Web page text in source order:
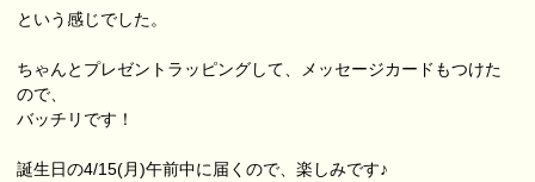
という感じでした。
ちゃんとプレゼントラッピングして、メッセージカードもつけた
ので、
バッチリです！
誕生日の4/15(月)午前中に届くので、楽しみです♪